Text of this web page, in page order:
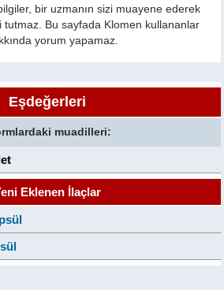
bir uzmanın sizi muayene ederek
Bu sayfada Klomen kullananlar
yorum yapamaz.
Eşdeğerleri
muadilleri:
Eklenen İlaçlar